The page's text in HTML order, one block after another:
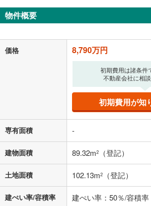
ボーナス払いの限度額は金融機関によっ
閉じる
月々の返済額
上、ご自身での入力をお願いいたします。初期設
る値は、実際の金融機関等における貸出金利と
の金融機関等における貸出金利を何ら保証するも
済方法「元利均等返済」にて算出しております。
適用した場合の計算結果を表示しています。
その他月額費用や、初期費用がかかります。ご注
借り入れの際は各金融機関等に、必ずご自身で
す。
条件によってお借り入れができないことがありま
不動産会社に購入相談をす
閉じる
物件概要
価格 8,790万円
初期費用は諸条件
不動産会社に相
初期費用が知
専有面積 -
建物面積 89.32m2 （登記）
土地面積 102.13m2 （登記）
建ぺい率/容積率 建ぺい率：50％/容積率